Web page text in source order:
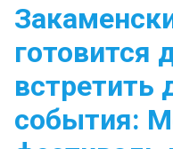
готовится
встретить
события: